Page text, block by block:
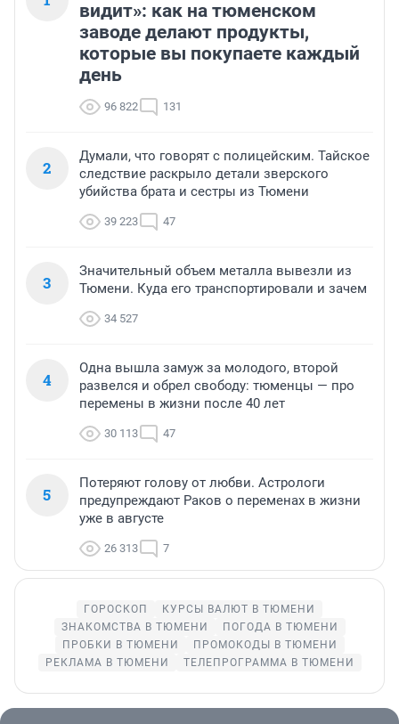
видит»: как на тюменском
заводе делают продукты,
которые вы покупаете каждый
день
96 822 131
2
Думали, что говорят с полицейским. Тайское
следствие раскрыло детали зверского
убийства брата и сестры из Тюмени
39 223 47
3
Значительный объем металла вывезли из
Тюмени. Куда его транспортировали и зачем
34 527
4
Одна вышла замуж за молодого, второй
развелся и обрел свободу: тюменцы — про
перемены в жизни после 40 лет
30 113 47
5
Потеряют голову от любви. Астрологи
предупреждают Раков о переменах в жизни
уже в августе
26 313 7
ГОРОСКОП
КУРСЫ ВАЛЮТ В ТЮМЕНИ
ЗНАКОМСТВА В ТЮМЕНИ
ПОГОДА В ТЮМЕНИ
ПРОБКИ В ТЮМЕНИ
ПРОМОКОДЫ В ТЮМЕНИ
РЕКЛАМА В ТЮМЕНИ
ТЕЛЕПРОГРАММА В ТЮМЕНИ